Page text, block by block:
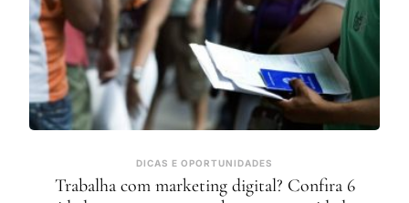
DICAS E OPORTUNIDADES
Trabalha com marketing digital? Confira 6